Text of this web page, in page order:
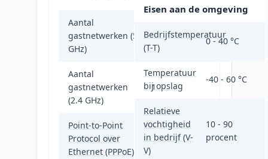
Aantal
gastnetwerken (5
GHz)
1
Aantal
gastnetwerken
(2.4 GHz)
1
Point-to-Point
Protocol over
Ethernet (PPPoE)
Ja
Eisen aan de omgeving
Bedrijfstemperatuur
(T-T)
0 - 40 °C
Temperatuur
bij opslag
-40 - 60 °C
Relatieve
vochtigheid
in bedrijf (V-
V)
10 - 90
procent